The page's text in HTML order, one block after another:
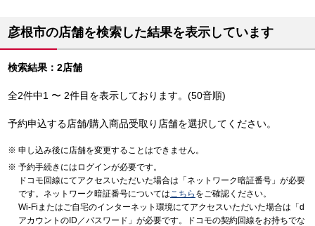
彦根市の店舗を検索した結果を表示しています
検索結果：2店舗
全2件中1 〜 2件目を表示しております。(50音順)
予約申込する店舗/購入商品受取り店舗を選択してください。
申し込み後に店舗を変更することはできません。
予約手続きにはログインが必要です。
ドコモ回線にてアクセスいただいた場合は「ネットワーク暗証番号」が必要
です。ネットワーク暗証番号についてはこちら をご確認ください。
Wi-Fiまたはご自宅のインターネット環境にてアクセスいただいた場合は「d
アカウントのID／パスワード」が必要です。ドコモの契約回線をお持ちでな